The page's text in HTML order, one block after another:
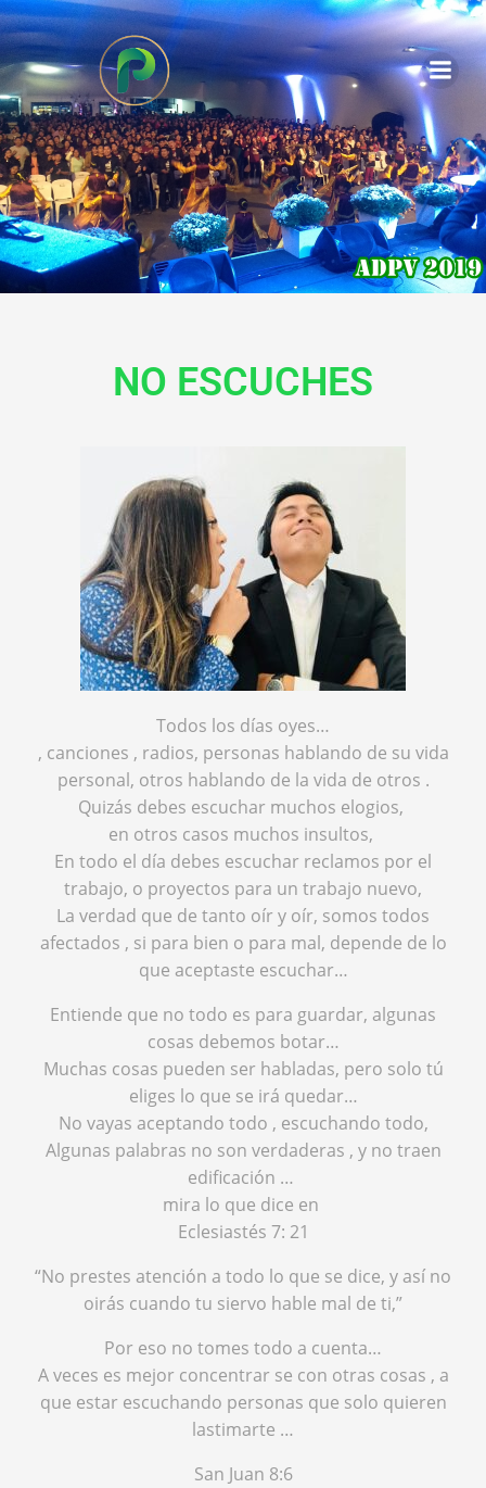
NO ESCUCHES
Todos los días oyes…
, canciones , radios, personas hablando de su vida
personal, otros hablando de la vida de otros .
Quizás debes escuchar muchos elogios,
en otros casos muchos insultos,
En todo el día debes escuchar reclamos por el
trabajo, o proyectos para un trabajo nuevo,
La verdad que de tanto oír y oír, somos todos
afectados , si para bien o para mal, depende de lo
que aceptaste escuchar…
Entiende que no todo es para guardar, algunas
cosas debemos botar…
Muchas cosas pueden ser habladas, pero solo tú
eliges lo que se irá quedar…
No vayas aceptando todo , escuchando todo,
Algunas palabras no son verdaderas , y no traen
edificación …
mira lo que dice en
Eclesiastés 7: 21
“No prestes atención a todo lo que se dice, y así no
oirás cuando tu siervo hable mal de ti,”
Por eso no tomes todo a cuenta…
A veces es mejor concentrar se con otras cosas , a
que estar escuchando personas que solo quieren
lastimarte …
San Juan 8:6